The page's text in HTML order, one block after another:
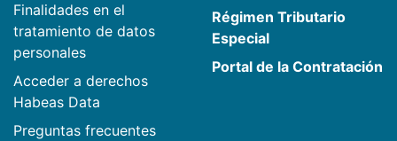
Finalidades en el
tratamiento de datos
personales
Acceder a derechos
Habeas Data
Preguntas frecuentes
Régimen Tributario
Especial
Portal de la Contratación